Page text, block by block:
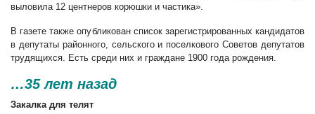
выловила 12 центнеров корюшки и частика».
В газете также опубликован список зарегистрированных кандидатов
в депутаты районного, сельского и поселкового Советов депутатов
трудящихся. Есть среди них и граждане 1900 года рождения.
…35 лет назад
Закалка для телят